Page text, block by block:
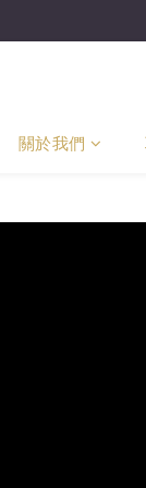
關於我們